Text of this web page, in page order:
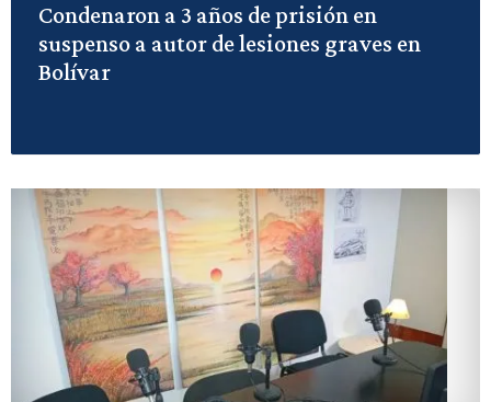
Condenaron a 3 años de prisión en
suspenso a autor de lesiones graves en
Bolívar